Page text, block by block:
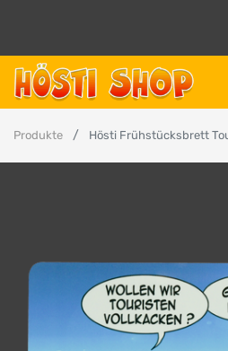
Produkte Hösti Frühstücksbrett